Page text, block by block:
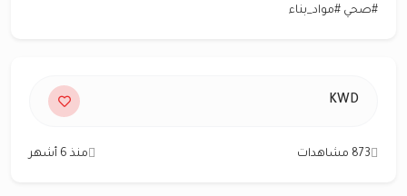
#صحي #مواد_بناء
KWD
873 مشاهدات منذ 6 أشهر